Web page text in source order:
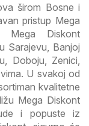
širom Bosne i
pristup Mega
Mega Diskont
Sarajevu, Banjoj
Doboju, Zenici,
U svakoj od
kvalitetne
Mega Diskont
i popuste iz